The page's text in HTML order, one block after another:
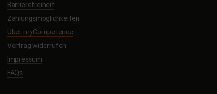
Barrierefreiheit
Zahlungsmöglichkeiten
Über myCompetence
Vertrag widerrufen
Impressum
FAQs